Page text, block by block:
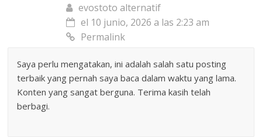
evostoto alternatif
el 10 junio, 2026 a las 2:23 am
Permalink
Saya perlu mengatakan, ini adalah salah satu posting
terbaik yang pernah saya baca dalam waktu yang lama.
Konten yang sangat berguna. Terima kasih telah
berbagi.